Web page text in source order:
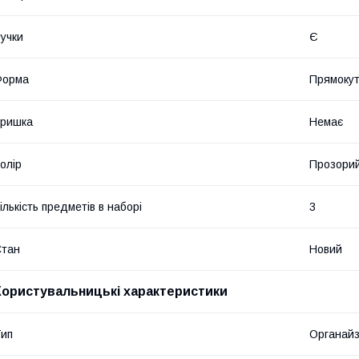
Є
Немає
предметів в наборі 3
Новий
характеристики